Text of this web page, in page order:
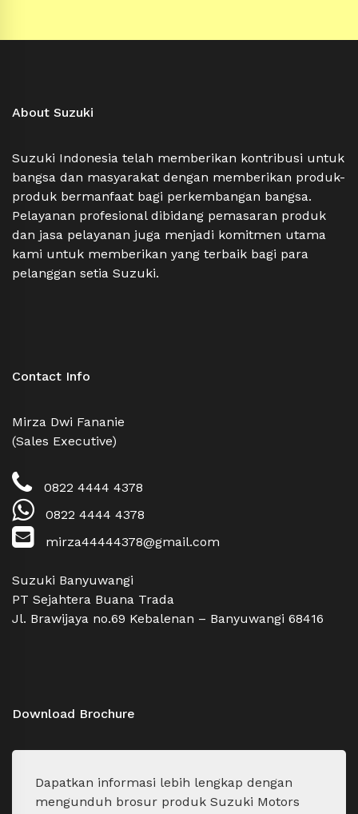
About Suzuki
Suzuki Indonesia telah memberikan kontribusi untuk
bangsa dan masyarakat dengan memberikan produk-
produk bermanfaat bagi perkembangan bangsa.
Pelayanan profesional dibidang pemasaran produk
dan jasa pelayanan juga menjadi komitmen utama
kami untuk memberikan yang terbaik bagi para
pelanggan setia Suzuki.
Contact Info
Mirza Dwi Fananie
(Sales Executive)
0822 4444 4378
0822 4444 4378
mirza44444378@gmail.com
Suzuki Banyuwangi
PT Sejahtera Buana Trada
Jl. Brawijaya no.69 Kebalenan – Banyuwangi 68416
Download Brochure
Dapatkan informasi lebih lengkap dengan
mengunduh brosur produk Suzuki Motors